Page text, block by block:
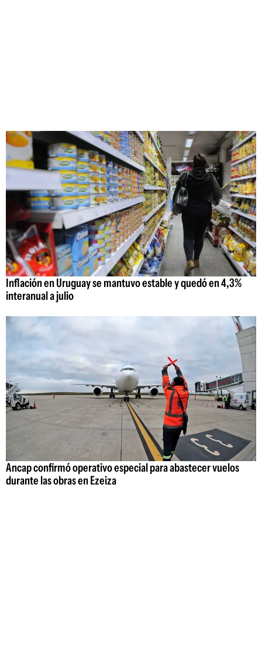
Inflación en Uruguay se mantuvo estable y quedó en 4,3%
interanual a julio
Ancap confirmó operativo especial para abastecer vuelos
durante las obras en Ezeiza